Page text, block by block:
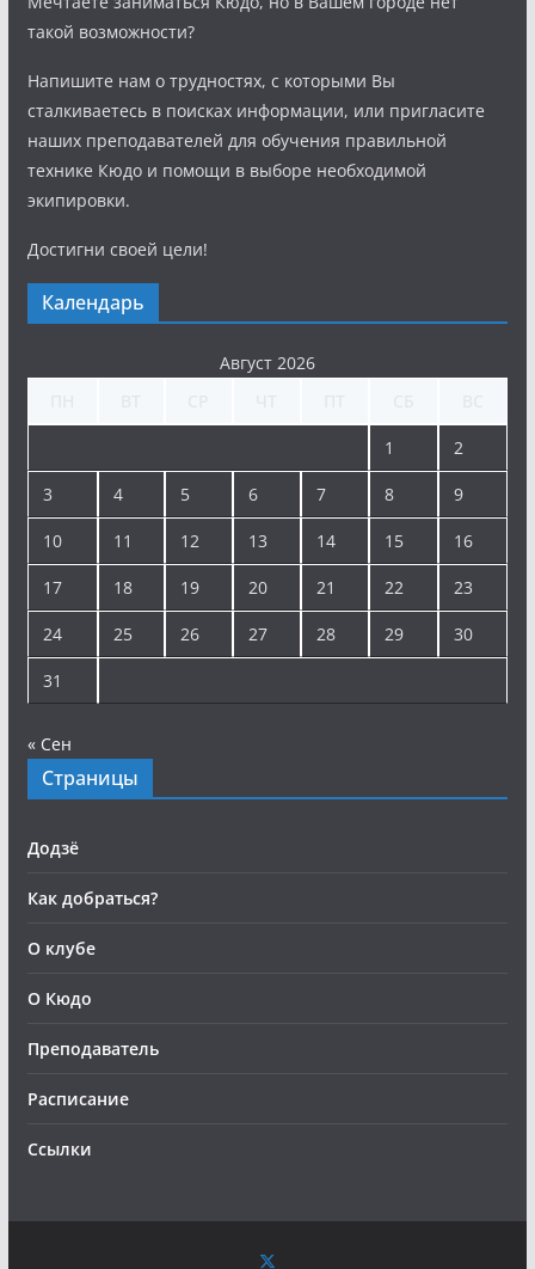
такой возможности?
Напишите нам о трудностях, с которыми Вы
сталкиваетесь в поисках информации, или пригласите
наших преподавателей для обучения правильной
технике Кюдо и помощи в выборе необходимой
экипировки.
Достигни своей цели!
Календарь
Август 2026
1 2
3 4 5 6 7 8 9
10 11 12 13 14 15 16
17 18 19 20 21 22 23
24 25 26 27 28 29 30
31
« Сен
Страницы
Додзё
Как добраться?
О клубе
О Кюдо
Преподаватель
Расписание
Ссылки